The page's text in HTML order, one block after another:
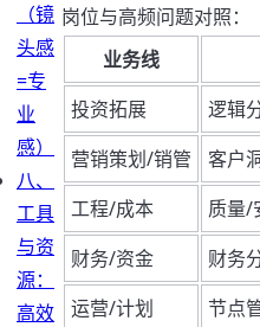
（镜
头感
=专
业
感）
八、
工具
与资
源：
高效
岗位与高频问题对照：
业务线
投资拓展
逻辑
营销策划/销管
客户
工程/成本
质量/
财务/资金
财务
运营/计划
节点